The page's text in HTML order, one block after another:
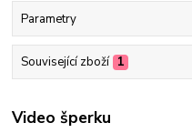
Parametry
Související zboží 1
Video šperku